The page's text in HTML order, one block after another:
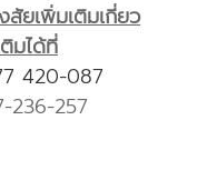
ยเพิ่มเติมเกี่ยว
มได้ที่
420-087
257